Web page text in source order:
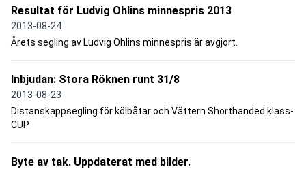
Resultat för Ludvig Ohlins minnespris 2013
2013-08-24
Årets segling av Ludvig Ohlins minnespris är avgjort.
Inbjudan: Stora Röknen runt 31/8
2013-08-23
Distanskappsegling för kölbåtar och Vättern Shorthanded klass-
CUP
Byte av tak. Uppdaterat med bilder.